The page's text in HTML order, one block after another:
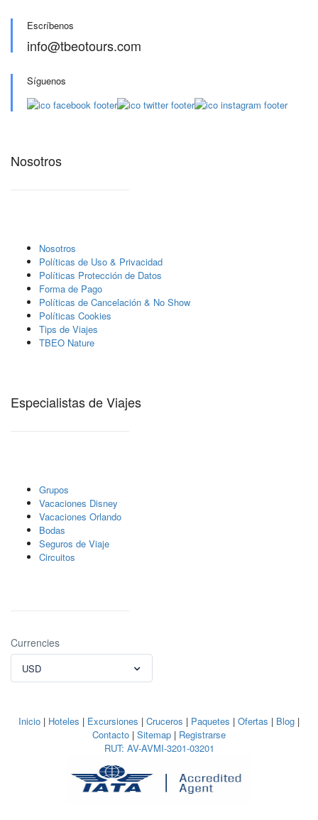
Escríbenos
info@tbeotours.com
Síguenos
Nosotros
Nosotros
Polí­ticas de Uso & Privacidad
Polí­ticas Protección de Datos
Forma de Pago
Políticas de Cancelación & No Show
Políticas Cookies
Tips de Viajes
TBEO Nature
Especialistas de Viajes
Grupos
Vacaciones Disney
Vacaciones Orlando
Bodas
Seguros de Viaje
Circuitos
Currencies
USD
Inicio | Hoteles | Excursiones | Cruceros | Paquetes | Ofertas | Blog |
Contacto | Sitemap | Registrarse
RUT: AV-AVMI-3201-03201